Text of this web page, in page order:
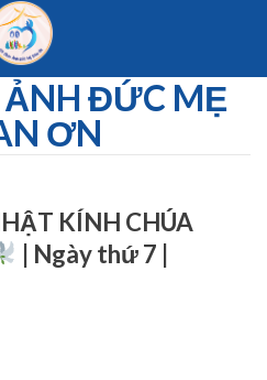
ĐỨC MẸ
ƠN
KÍNH CHÚA
| Ngày thứ 7 |